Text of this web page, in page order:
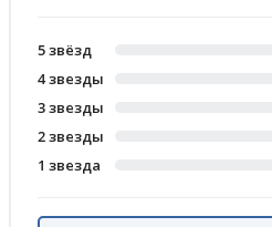
5 звёзд
4 звезды
3 звезды
2 звезды
1 звезда